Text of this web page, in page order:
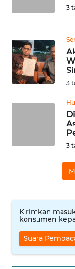
3
3
3
Kirimkan
konsumen
Suara
SERAMBI
WN
JAMBI
WN
SULTRA
WN
WN
WN
SUMBAR